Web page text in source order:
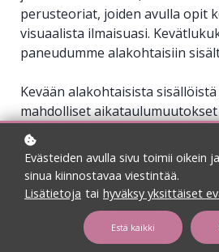
perusteoriat, joiden avulla opit
visuaalista ilmaisuasi.
paneudumme alakohtaisiin
Kevään alakohtaisista
mahdolliset
ryhmävalinnat tiedotetaan
marraskuussa.
Jokaisella kurssikerralla
annetaan kaksi kotitehtävää.
tunnin aiheen
välineet puuttuvat tai unohtuvat
Evästeiden avulla sivu toimii oikein
sinua kiinnostavaa viestintää.
Lisätietoja tai hyväksy yksittäiset
Estä kaikki